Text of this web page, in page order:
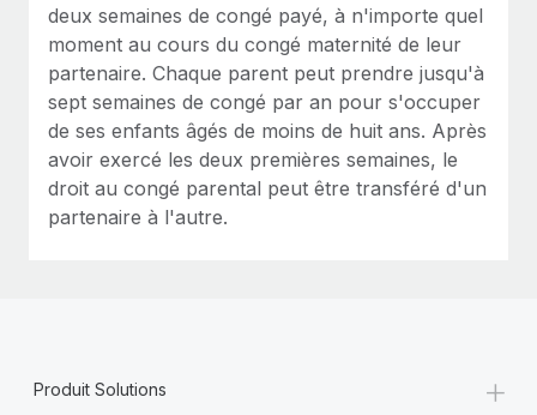
deux semaines de congé payé, à n'importe quel
moment au cours du congé maternité de leur
partenaire. Chaque parent peut prendre jusqu'à
sept semaines de congé par an pour s'occuper
de ses enfants âgés de moins de huit ans. Après
avoir exercé les deux premières semaines, le
droit au congé parental peut être transféré d'un
partenaire à l'autre.
Produit Solutions +